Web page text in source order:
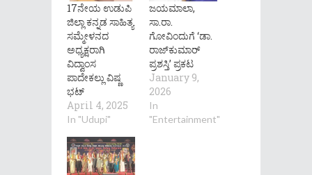
17ನೇಯ ಉಡುಪಿ
ಜಿಲ್ಲಾ ಕನ್ನಡ ಸಾಹಿತ್ಯ
ಸಮ್ಮೇಳನದ
ಅಧ್ಯಕ್ಷರಾಗಿ
ವಿದ್ವಾಂಸ
ಪಾದೇಕಲ್ಲು ವಿಷ್ಣ
ಭಟ್
April 4, 2025
In "Udupi"
ಜಯಮಾಲಾ,
ಸಾ.ರಾ.
ಗೋವಿಂದುಗೆ ‘ಡಾ.
ರಾಜ್​ಕುಮಾರ್
ಪ್ರಶಸ್ತಿ’ ಪ್ರಕಟ
January 9,
2026
In
"Entertainment"